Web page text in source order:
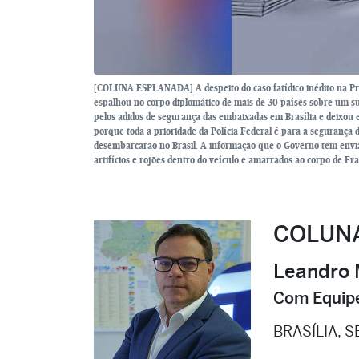
[COLUNA ESPLANADA] A despeito do caso fatídico inédito na
espalhou no corpo diplomático de mais de 30 países sobre um
pelos adidos de segurança das embaixadas em Brasília e
porque toda a prioridade da Polícia Federal é para a
desembarcarão no Brasil. A informação que o Governo tem
artifícios e rojões dentro do veículo e amarrados ao corpo de
Leandro
Com
BRASÍLIA,